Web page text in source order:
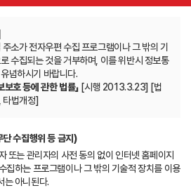
소가 전자우편 수집 프로그램이나 그 밖의 기
수집되는 것을 거부하며, 이를 위반시 정보통
념하시기 바랍니다.
보호 등에 관한 법률」 [시행 2013.3.23] [법
법개정]
수집행위 등 금지)
또는 관리자의 사전 동의 없이 인터넷 홈페이지
집하는 프로그램이나 그 밖의 기술적 장치를 이용
는 아니된다.